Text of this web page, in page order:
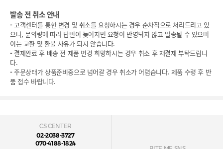
발송 전 취소 안내
-고객센터를 통한 변경 및 취소를 요청하시는 경우 순차적으로 처리드리고 있
으나, 문의량에 따라 답변이 늦어지면 요청이 반영되지 않고 발송될 수 있으며
이는 교환 및 환불 사유가 되지 않습니다.
- 결제완료 후 배송 전 제품 변경 희망하시는 경우 취소 후 재결제 부탁드립니
다.
-주문상태가 상품준비중으로 넘어갈 경우 취소가 어렵습니다. 제품 수령 후 반
품 접수 바랍니다.
CS CENTER
02-2038-3727
070-4188-1824